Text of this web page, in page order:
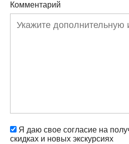
Комментарий
Я даю свое согласие на
скидках и новых экскурсиях